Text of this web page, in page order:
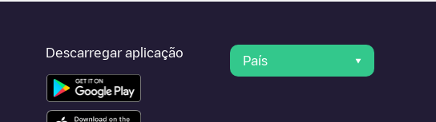
Descarregar aplicação
País